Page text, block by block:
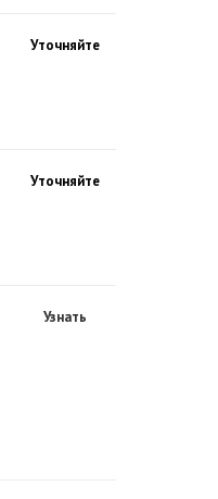
Уточняйте
Уточняйте
Узнать